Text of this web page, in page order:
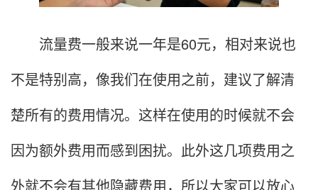
流量费一般来说一年是60元，相对来说也
不是特别高，像我们在使用之前，建议了解清
楚所有的费用情况。这样在使用的时候就不会
因为额外费用而感到困扰。此外这几项费用之
外就不会有其他隐藏费用，所以大家可以放心